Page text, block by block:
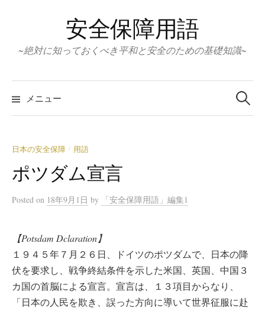
ン
ス
キ
プ
安全保障用語
~絶対に知っておくべき平和と安全のための基礎知識~
メニュー
検
索:
日本の安全保障 / 用語
ポツダム宣言
Posted on 18年9月1日 by 「安全保障用語」編集1
【Potsdam Dclaration】
１９４５年７月２６日、ドイツのポツダムで、日本の降
伏を要求し、戦争終結条件を示した米国、英国、中国３
カ国の首脳による宣言。宣言は、１３項目からなり、
「日本の人民を欺き、誤った方向に導いて世界征服に赴